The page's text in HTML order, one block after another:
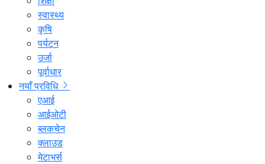
स्वास्थ्य
कृषि
पर्यटन
उर्जा
पूर्वाधार
नयाँ प्रविधि
एआई
आईओटी
ब्लकचेन
क्लाउड
मेटाभर्स